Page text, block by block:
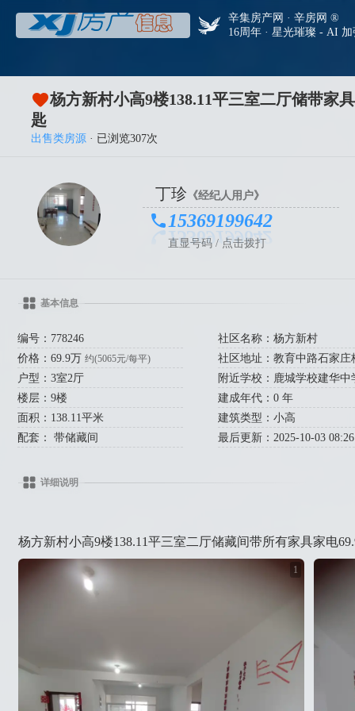
辛集房产网 · 辛房网 ®
16周年 · 星光璀璨 - AI
杨方新村小高9楼138.11平三室二厅储带家
匙
出售类房源 · 已浏览307次
丁珍 《经纪人用户》
15369199642
直显号码 / 点击拨打
基本信息
编号：778246
价格：69.9万约(5065元/每平)
户型：3室2厅
楼层：9楼
面积：138.11平米
配套： 带储藏间
社区名称：杨方新村
社区地址：教育中路石家庄
附近学校：鹿城学校建华
建成年代：0 年
建筑类型：小高
最后更新：2025-10-03
详细说明
杨方新村小高9楼138.11平三室二厅储藏间带所有家具家电
1